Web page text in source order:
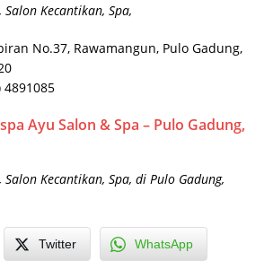
Salon Kecantikan, Spa,
No.37, Rawamangun, Pulo Gadung,
4891085
Ayu Salon & Spa – Pulo Gadung,
Salon Kecantikan, Spa, di Pulo Gadung,
Twitter WhatsApp